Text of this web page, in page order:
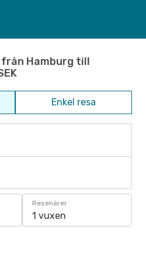
Hamburg till
Enkel resa
Resenärer
1 vuxen